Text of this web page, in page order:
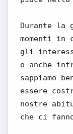
Durante la
momenti
gli
o anche
sappiamo
essere
nostre
che ci